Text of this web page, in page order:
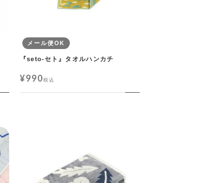
メール便OK
『seto-セト』タオルハンカチ
¥990税込